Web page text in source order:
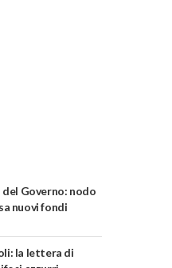
del Governo: nodo
nuovi fondi
la lettera di